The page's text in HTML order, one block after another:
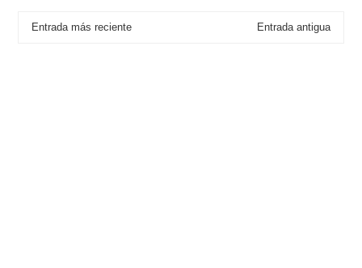
Entrada más reciente Entrada antigua